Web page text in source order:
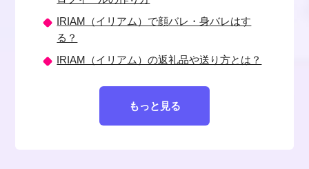
IRIAM（イリアム）で顔バレ・身バレはす
る？
IRIAM（イリアム）の返礼品や送り方とは？
もっと見る